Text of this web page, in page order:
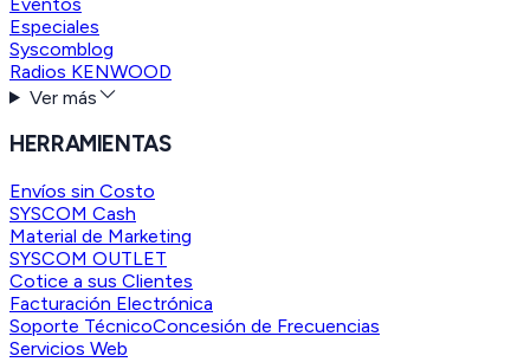
Especiales
Syscomblog
Radios KENWOOD
Ver más
HERRAMIENTAS
Envíos sin Costo
SYSCOM Cash
Material de Marketing
SYSCOM OUTLET
Cotice a sus Clientes
Facturación Electrónica
Soporte TécnicoConcesión de Frecuencias
Servicios Web